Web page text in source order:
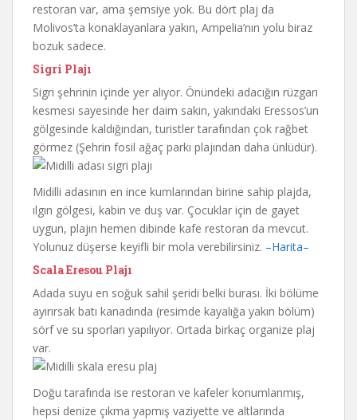
restoran var, ama şemsiye yok. Bu dört plaj da
Molivos’ta konaklayanlara yakın, Ampelia’nın yolu biraz
bozuk sadece.
Sigri Plajı
Sigri şehrinin içinde yer alıyor. Önündeki adacığın rüzgarı
kesmesi sayesinde her daim sakin, yakındaki Eressos’un
gölgesinde kaldığından, turistler tarafından çok rağbet
görmez (Şehrin fosil ağaç parkı plajından daha ünlüdür).
Midilli adasının en ince kumlarından birine sahip plajda,
ılgın gölgesi, kabin ve duş var. Çocuklar için de gayet
uygun, plajın hemen dibinde kafe restoran da mevcut.
Yolunuz düşerse keyifli bir mola verebilirsiniz. –Harita–
Scala Eresou Plajı
Adada suyu en soğuk sahil şeridi belki burası. İki bölüme
ayırırsak batı kanadında (resimde kayalığa yakın bölüm)
sörf ve su sporları yapılıyor. Ortada birkaç organize plaj
var.
Doğu tarafında ise restoran ve kafeler konumlanmış,
hepsi denize çıkma yapmış vaziyette ve altlarında